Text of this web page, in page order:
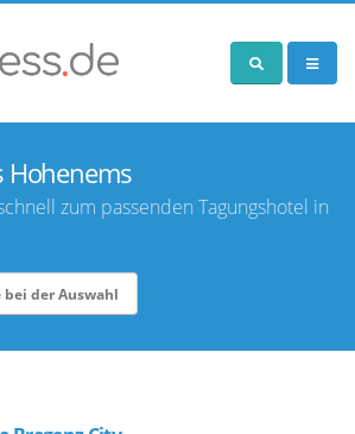
Hohenems
zum passenden Tagungshotel in
der Auswahl